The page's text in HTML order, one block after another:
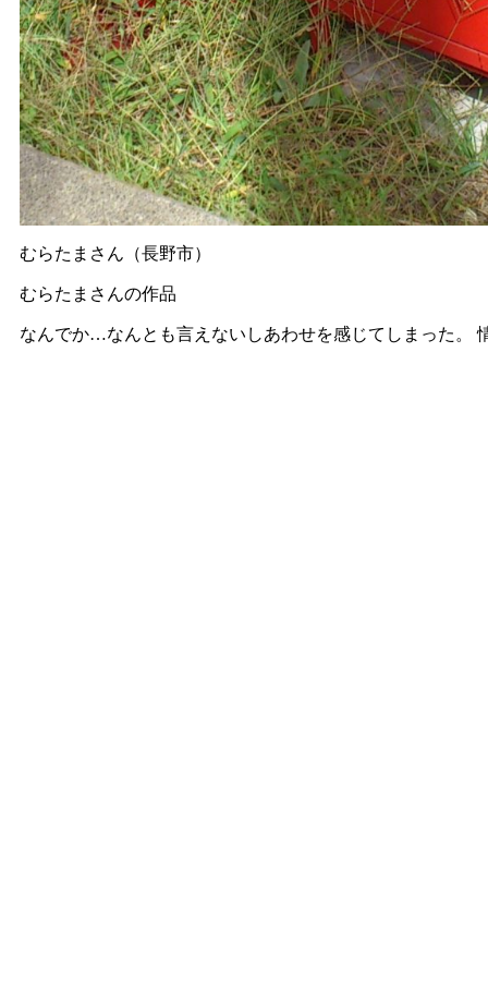
むらたまさん（長野市）
むらたまさんの作品
なんでか…なんとも言えないしあわせを感じてしまった。